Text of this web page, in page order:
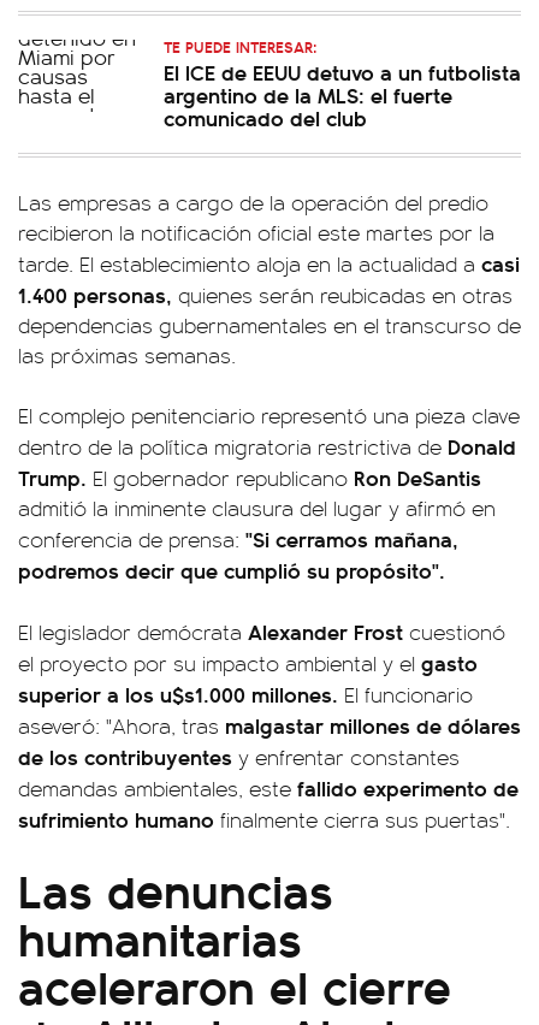
TE PUEDE INTERESAR:
El ICE de EEUU detuvo a un futbolista
argentino de la MLS: el fuerte
comunicado del club
Las empresas a cargo de la operación del predio
recibieron la notificación oficial este martes por la
tarde. El establecimiento aloja en la actualidad a casi
1.400 personas, quienes serán reubicadas en otras
dependencias gubernamentales en el transcurso de
las próximas semanas.
El complejo penitenciario representó una pieza clave
dentro de la política migratoria restrictiva de Donald
Trump. El gobernador republicano Ron DeSantis
admitió la inminente clausura del lugar y afirmó en
conferencia de prensa: "Si cerramos mañana,
podremos decir que cumplió su propósito".
El legislador demócrata Alexander Frost cuestionó
el proyecto por su impacto ambiental y el gasto
superior a los u$s1.000 millones. El funcionario
aseveró: "Ahora, tras malgastar millones de dólares
de los contribuyentes y enfrentar constantes
demandas ambientales, este fallido experimento de
sufrimiento humano finalmente cierra sus puertas".
Las denuncias
humanitarias
aceleraron el cierre